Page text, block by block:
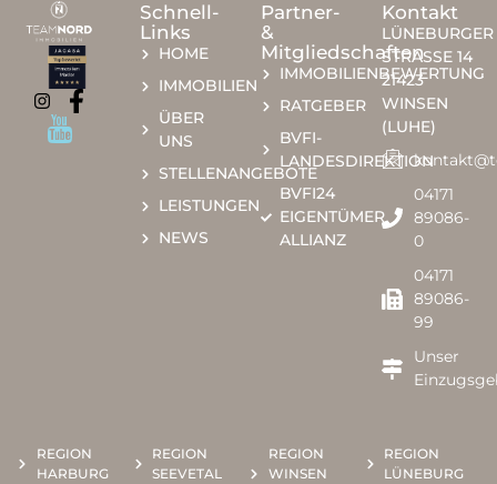
Schnell-
Links
HOME
IMMOBILIEN
ÜBER
UNS
STELLENANGEBOTE
LEISTUNGEN
NEWS
Partner-
&
Mitgliedschaften
IMMOBILIENBEWERTUNG
RATGEBER
BVFI-
LANDESDIREKTION
BVFI24
EIGENTÜMER
ALLIANZ
Kontakt
LÜNEBURGER
STRASSE 14
21423
WINSEN
(LUHE)
04171
89086-
0​​
04171
89086-
99
Unser
REGION
HARBURG
REGION
SEEVETAL
REGION
WINSEN
REGION
LÜNEBURG